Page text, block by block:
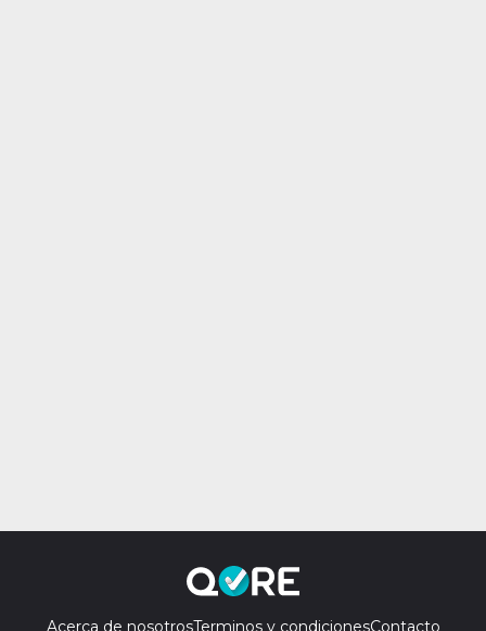
Acerca de nosotrosTerminos y condicionesContacto